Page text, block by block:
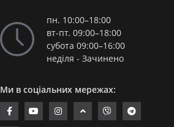
пн. 10:00–18:00
вт-пт. 09:00–18:00
субота 09:00–16:00
неділя - Зачинено
Ми в соціальних мережах: